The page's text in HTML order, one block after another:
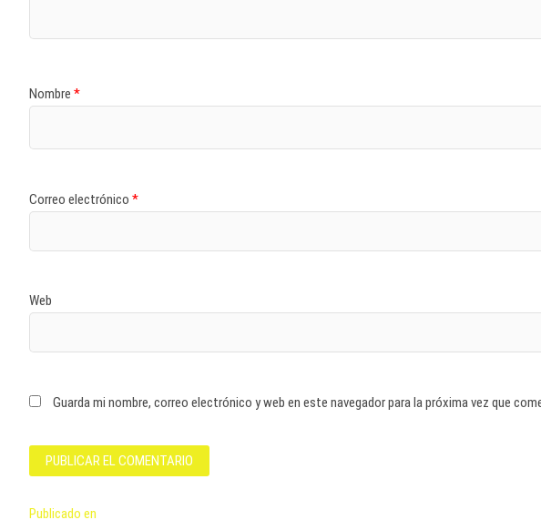
Nombre *
Correo electrónico *
Web
Guarda mi nombre, correo electrónico y web en este navegador para la próxima vez que
Publicado en